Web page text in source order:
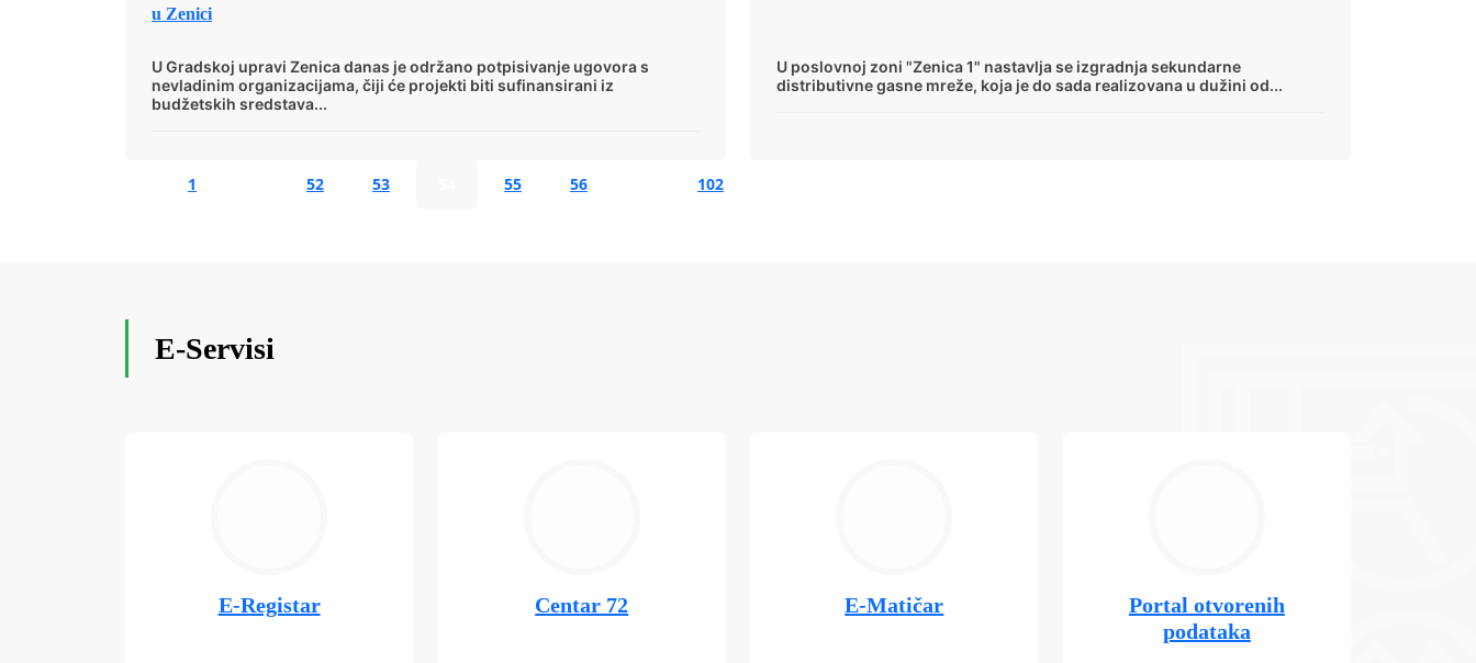
u Zenici
U Gradskoj upravi Zenica danas je održano potpisivanje ugovora s
nevladinim organizacijama, čiji će projekti biti sufinansirani iz
budžetskih sredstava...
U poslovnoj zoni "Zenica 1" nastavlja se izgradnja sekundarne
distributivne gasne mreže, koja je do sada realizovana u dužini od...
1 52 53 55 56 102
E-Servisi
E-Registar Centar 72 E-Matičar
Portal otvorenih
podataka